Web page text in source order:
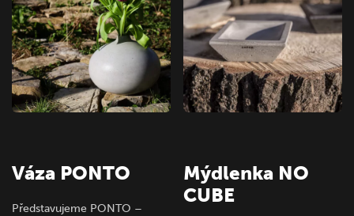
Váza PONTO
Představujeme PONTO –
Mýdlenka NO
CUBE